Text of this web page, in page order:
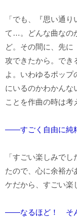
「でも、『思い通
て…。どんな曲なの
ど。その間に、先に
攻できたから。でき
よ。いわゆるポップ
にいるのかわかんな
ことを作曲の時は考
――すごく自由に純
「すごい楽しみで
たので、心に余裕が
ケだから、すごい楽
――なるほど！ そん